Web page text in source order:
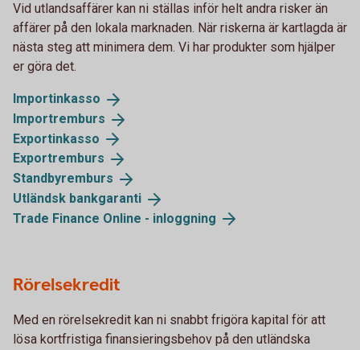
Vid utlandsaffärer kan ni ställas inför helt andra risker än
affärer på den lokala marknaden. När riskerna är kartlagda är
nästa steg att minimera dem. Vi har produkter som hjälper
er göra det.
Importinkasso
Importremburs
Exportinkasso
Exportremburs
Standbyremburs
Utländsk bankgaranti
Trade Finance Online - inloggning
Rörelsekredit
Med en rörelsekredit kan ni snabbt frigöra kapital för att
lösa kortfristiga finansieringsbehov på den utländska